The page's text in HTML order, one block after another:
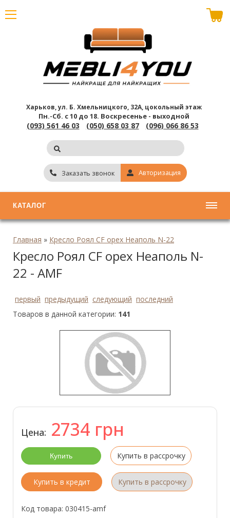
Харьков, ул. Б. Хмельницкого, 32А, цокольный этаж
Пн.-Сб. с 10 до 18. Воскресенье - выходной
(093) 561 46 03 (050) 658 03 87 (096) 066 86 53
Заказать звонок Авторизация
КАТАЛОГ
Главная » Кресло Роял CF орех Неаполь N-22
Кресло Роял CF орех Неаполь N-
22 - AMF
первый предыдущий следующий последний
Товаров в данной категории: 141
Цена: 2734 грн
Купить в рассрочку
Купить в кредит Купить в рассрочку
Код товара: 030415-amf
В корзине пусто